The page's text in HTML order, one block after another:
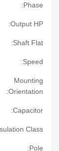
Phase:
Output HP:
Shaft Flat:
Speed:
Mounting
Orientation:
Capacitor:
Insulation Class: